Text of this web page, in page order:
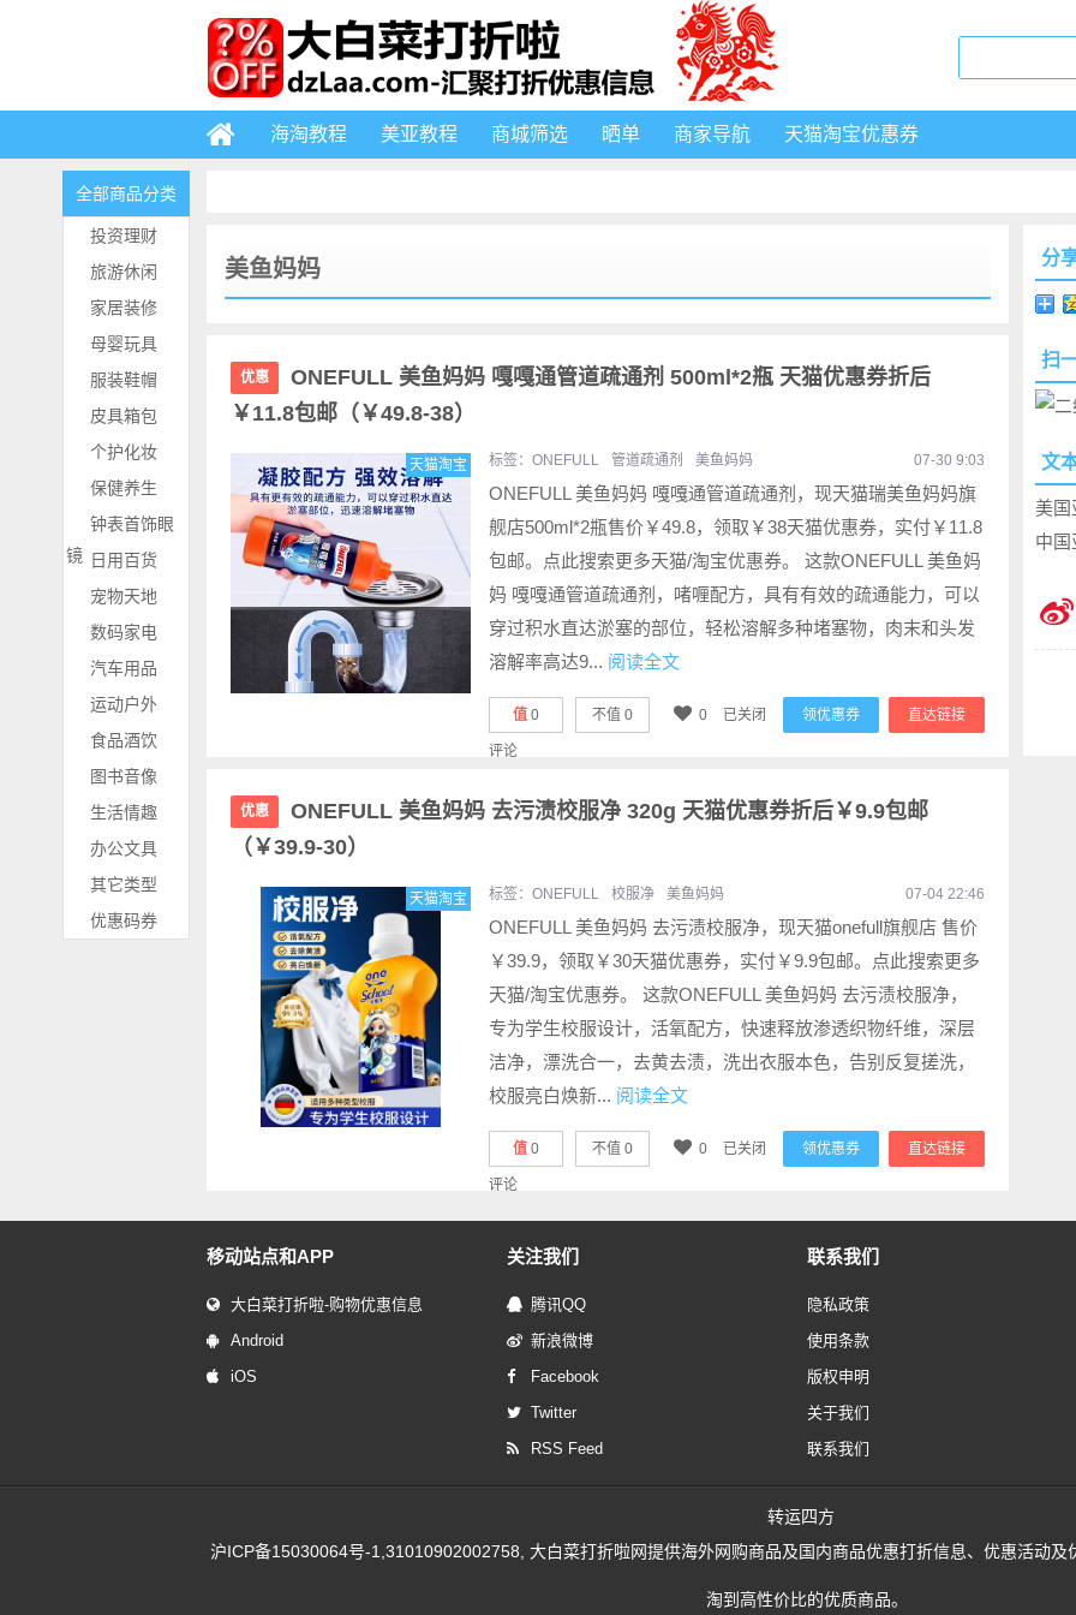
海淘教程 美亚教程 商城筛选 晒单 商家导航 天猫淘宝优惠券
全部商品分类
投资理财
旅游休闲
家居装修
母婴玩具
服装鞋帽
皮具箱包
个护化妆
保健养生
钟表首饰眼
镜 日用百货
宠物天地
数码家电
汽车用品
运动户外
食品酒饮
图书音像
生活情趣
办公文具
其它类型
优惠码券
美鱼妈妈
优惠
ONEFULL 美鱼妈妈 嘎嘎通管道疏通剂 500ml*2瓶 天猫优惠券折后
￥11.8包邮（￥49.8-38）
天猫淘宝 标签： ONEFULL 管道疏通剂 美鱼妈妈 07-30 9:03
ONEFULL 美鱼妈妈 嘎嘎通管道疏通剂，现天猫瑞美鱼妈妈旗
舰店500ml*2瓶售价￥49.8，领取￥38天猫优惠券，实付￥11.8
包邮。点此搜索更多天猫/淘宝优惠券。 这款ONEFULL 美鱼妈
妈 嘎嘎通管道疏通剂，啫喱配方，具有有效的疏通能力，可以
穿过积水直达淤塞的部位，轻松溶解多种堵塞物，肉末和头发
溶解率高达9... 阅读全文
直达链接
领优惠券
值 0 不值 0 0 已关闭
评论
优惠
ONEFULL 美鱼妈妈 去污渍校服净 320g 天猫优惠券折后￥9.9包邮
（￥39.9-30）
天猫淘宝 标签： ONEFULL 校服净 美鱼妈妈 07-04 22:46
ONEFULL 美鱼妈妈 去污渍校服净，现天猫onefull旗舰店 售价
￥39.9，领取￥30天猫优惠券，实付￥9.9包邮。点此搜索更多
天猫/淘宝优惠券。 这款ONEFULL 美鱼妈妈 去污渍校服净，
专为学生校服设计，活氧配方，快速释放渗透织物纤维，深层
洁净，漂洗合一，去黄去渍，洗出衣服本色，告别反复搓洗，
校服亮白焕新... 阅读全文
直达链接
领优惠券
值 0 不值 0 0 已关闭
评论
分
扫
文
美国
中国
移动站点和APP
大白菜打折啦-购物优惠信息
Android
iOS
关注我们
腾讯QQ
新浪微博
Facebook
Twitter
RSS Feed
联系我们
隐私政策
使用条款
版权申明
关于我们
联系我们
转运四方
沪ICP备15030064号-1 ,31010902002758, 大白菜打折啦网提供海外网购商品及国内商品优惠打折信息、优惠活动
淘到高性价比的优质商品。